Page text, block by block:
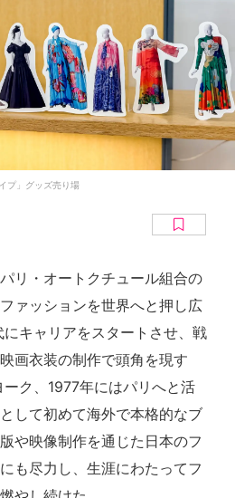
プ」グッズ売り場
リ・オートクチュール組合の
ァッションを世界へと押し広
キャリアをスタートさせ、戦
画衣装の制作で頭角を現す
ク、1977年にはパリへと活
して初めて海外で本格的なブ
や映像制作を通じた日本のフ
も尽力し、生涯にわたってフ